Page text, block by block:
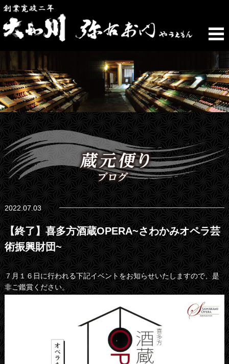
2022.07.03
【終了】喜多方酒蔵OPERA~さわかみオペラ芸
術振興財団~
７月１６日に行われる下記イベントをお知らせいたしますので、是
非ご鑑賞ください。